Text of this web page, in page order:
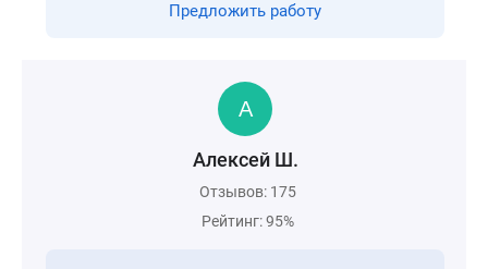
Предложить работу
Алексей Ш.
Отзывов: 175
Рейтинг: 95%